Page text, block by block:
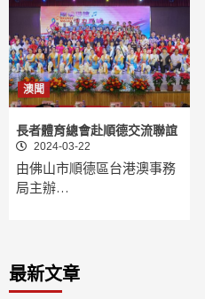
澳聞
長者體育總會赴順德交流聯誼
2024-03-22
由佛山市順德區台港澳事務
局主辦…
最新文章